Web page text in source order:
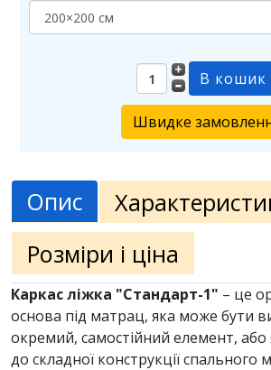
Швидке
Опис
Розміри і ціна
Каркас ліжка "Стандарт-1" – це
основа під матрац, яка може бути
окремий, самостійний елемент,
до складної конструкції спального